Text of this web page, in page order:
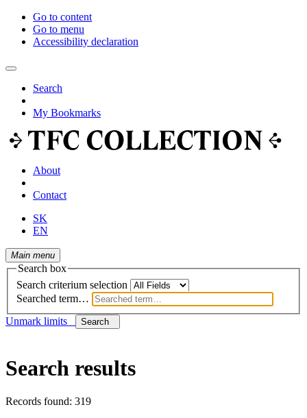
Go to content
Go to menu
Accessibility declaration
Search
My Bookmarks
About
Contact
SK
EN
Main menu
Search box
Search criterium selection
Searched term…
Unmark limits
Search
Search results
Records found: 319